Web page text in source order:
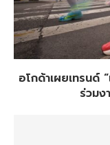
อโกด้าเผยเทรนด์
ร่วมง